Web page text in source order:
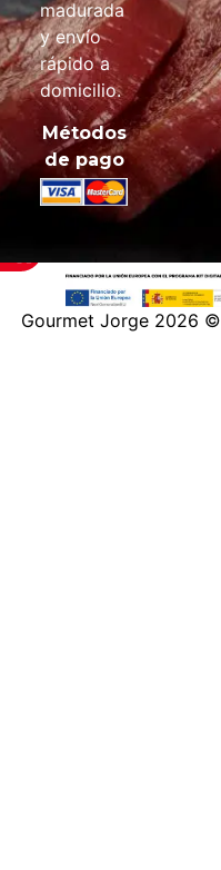
madurada
y envío
rápido a
domicilio.
Métodos
de pago
Gourmet Jorge 2026 ©